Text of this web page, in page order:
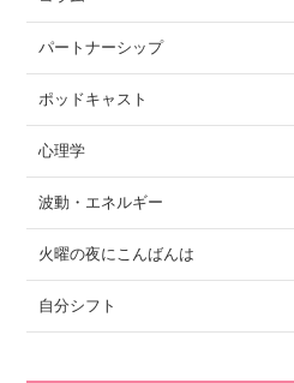
パートナーシップ
ポッドキャスト
心理学
波動・エネルギー
火曜の夜にこんばんは
自分シフト